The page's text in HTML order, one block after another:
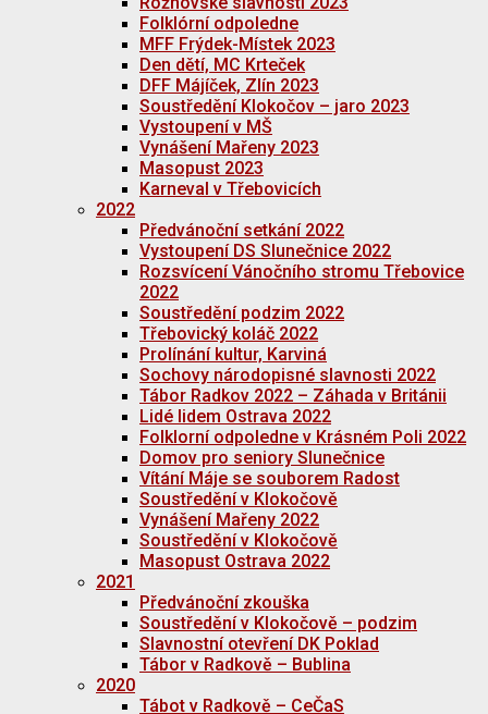
Folklórní odpoledne
MFF Frýdek-Místek 2023
Den dětí, MC Krteček
DFF Májíček, Zlín 2023
Soustředění Klokočov – jaro 2023
Vystoupení v MŠ
Vynášení Mařeny 2023
Masopust 2023
Karneval v Třebovicích
2022
Předvánoční setkání 2022
Vystoupení DS Slunečnice 2022
Rozsvícení Vánočního stromu Třebovice
2022
Soustředění podzim 2022
Třebovický koláč 2022
Prolínání kultur, Karviná
Sochovy národopisné slavnosti 2022
Tábor Radkov 2022 – Záhada v Británii
Lidé lidem Ostrava 2022
Folklorní odpoledne v Krásném Poli 2022
Domov pro seniory Slunečnice
Vítání Máje se souborem Radost
Soustředění v Klokočově
Vynášení Mařeny 2022
Soustředění v Klokočově
Masopust Ostrava 2022
2021
Předvánoční zkouška
Soustředění v Klokočově – podzim
Slavnostní otevření DK Poklad
Tábor v Radkově – Bublina
2020
Tábot v Radkově – CeČaS